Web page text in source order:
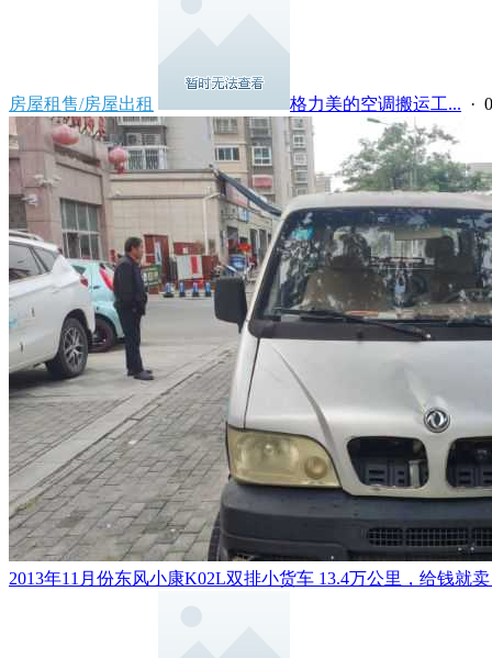
房屋租售/房屋出租 格力美的空调搬运工... ·
2013年11月份东风小康K02L双排小货车 13.4万公里，给钱就